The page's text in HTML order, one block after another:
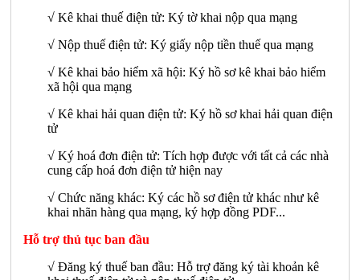
√ Kê khai thuế điện tử: Ký tờ khai nộp qua mạng
√ Nộp thuế điện tử: Ký giấy nộp tiền thuế qua mạng
√ Kê khai bảo hiểm xã hội: Ký hồ sơ kê khai bảo hiểm
xã hội qua mạng
√ Kê khai hải quan điện tử: Ký hồ sơ khai hải quan điện
tử
√ Ký hoá đơn điện tử: Tích hợp được với tất cả các nhà
cung cấp hoá đơn điện tử hiện nay
√ Chức năng khác: Ký các hồ sơ điện tử khác như kê
khai nhãn hàng qua mạng, ký hợp đồng PDF...
Hỗ trợ thủ tục ban đầu
√ Đăng ký thuế ban đầu: Hỗ trợ đăng ký tài khoản kê